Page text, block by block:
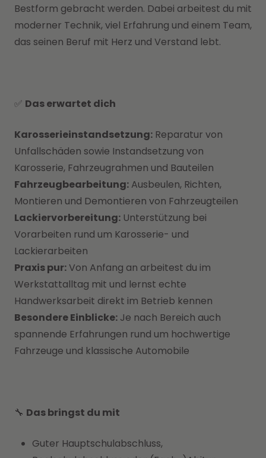
Bestform gebracht werden. Dabei arbeitest du mit
moderner Technik, viel Erfahrung und einem Team,
das seinen Beruf mit Herz und Verstand lebt.
✅ Das erwartet dich
Karosserieinstandsetzung: Reparatur von
Unfallschäden sowie Instandsetzung von
Karosserie, Fahrzeugrahmen und Bauteilen
Fahrzeugbearbeitung: Ausbeulen, Richten,
Montieren und Demontieren von Fahrzeugteilen
Lackiervorbereitung: Unterstützung bei
Vorarbeiten rund um Karosserie- und
Lackierarbeiten
Praxis pur:Von Anfang an arbeitest du im
Werkstattalltag mit und lernst echte
Handwerksarbeit direkt im Betrieb kennen
Besondere Einblicke: Je nach Bereich auch
spannende Erfahrungen rund um hochwertige
Fahrzeuge und klassische Automobile
🔧 Das bringst du mit
Guter Hauptschulabschluss,